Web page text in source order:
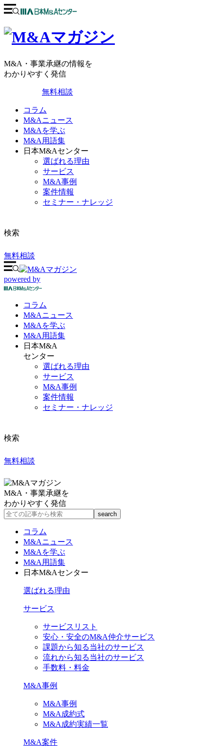
M&A・事業承継の情報を
わかりやすく発信
無料相談
コラム
M&Aニュース
M&Aを学ぶ
M&A用語集
日本M&Aセンター
選ばれる理由
サービス
M&A事例
案件情報
セミナー・ナレッジ
検索
無料相談
powered by
コラム
M&Aニュース
M&Aを学ぶ
M&A 用語集
日本M&A
センター
選ばれる理由
サービス
M&A事例
案件情報
セミナー・ナレッジ
検索
無料相談
M&A・事業承継を
わかりやすく発信
コラム
M&Aニュース
M&Aを学ぶ
M&A用語集
日本M&Aセンター
選ばれる理由
サービス
サービスリスト
安心・安全のM&A仲介サービス
課題から知る当社のサービス
流れから知る当社のサービス
手数料・料金
M&A事例
M&A事例
M&A成約式
M&A成約実績一覧
M&A案件